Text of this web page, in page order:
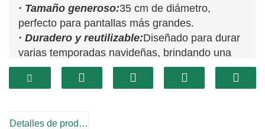
· Tamaño generoso:35 cm de diámetro,
perfecto para pantallas más grandes.
· Duradero y reutilizable:Diseñado para durar
varias temporadas navideñas, brindando una
opción ecológica.
Detalles de producto